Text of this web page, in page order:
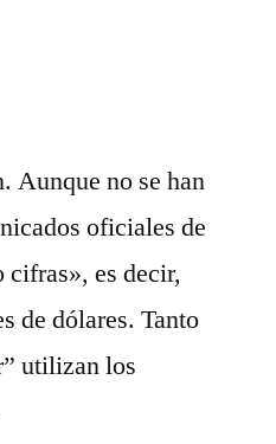
Aunque no se han
oficiales de
cifras», es decir,
de dólares. Tanto
utilizan los